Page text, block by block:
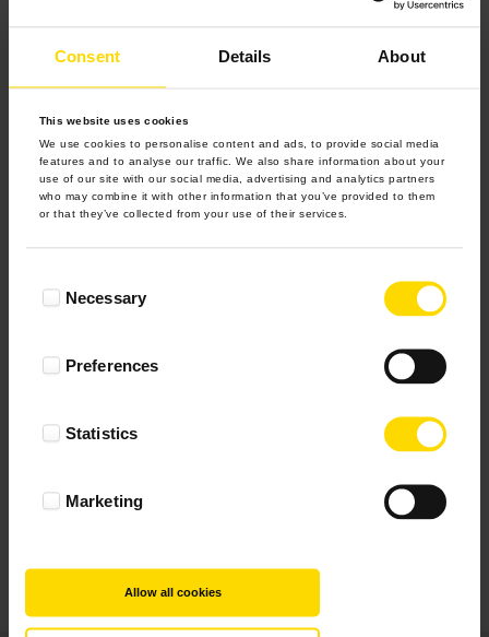
Consent Details About
This website uses cookies
We use cookies to personalise content and ads, to provide social media
features and to analyse our traffic. We also share information about your
use of our site with our social media, advertising and analytics partners
who may combine it with other information that you’ve provided to them
or that they’ve collected from your use of their services.
SelectionNecessary
Preferences
Statistics
Marketing
Allow all cookies
Szybka realizacja, wszystko bezproblemowo. Już projektuje
4.9 z 5.0
Najbardziej pomocne oceny, które doradzą Ci